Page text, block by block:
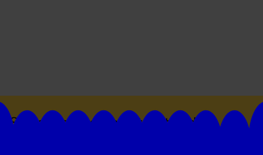
Suivez toutes les actualités du